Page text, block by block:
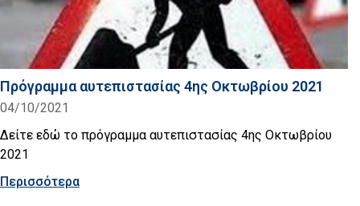
Πρόγραμμα αυτεπιστασίας 4ης Οκτωβρίου 2021
04/10/2021
Δείτε εδώ το πρόγραμμα αυτεπιστασίας 4ης Οκτωβρίου
2021
Περισσότερα